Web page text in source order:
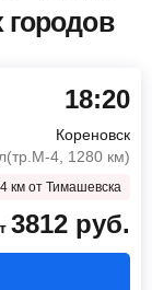
городов
18:20
Кореновск
4, 1280 км)
км от Тимашевска
3812 руб.